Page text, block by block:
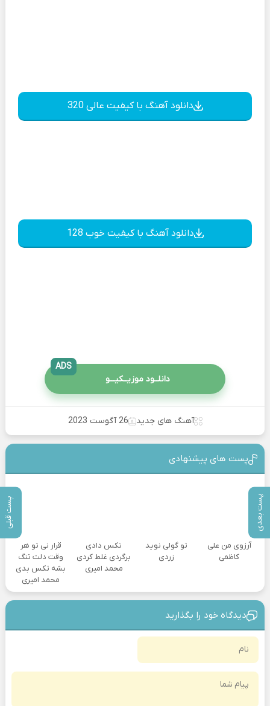
پست بعدی پست قبلی
دانلود آهنگ با کیفیت عالی 320
دانلود آهنگ با کیفیت خوب 128
دانلــود موزیــکیـــو
ADS
آهنگ های جدید 26 آگوست 2023
پست های پیشنهادی
آرزوی من علی
کاظمی
تو گولی نوید
زردی
تکس دادی
برگردی غلط کردی
محمد امیری
قرار نی تو هر
وقت دلت تنگ
بشه تکس بدی
محمد امیری
دیدگاه خود را بگذارید